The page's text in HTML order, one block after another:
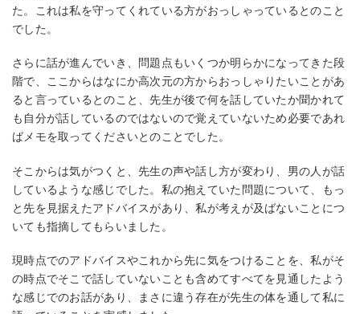
た。これは私を守ってくれている方がおっしゃっているとのこと
でした。
さらに話が進んでいき、問題点もいくつか明らかになってきた段
階で、ここからはなにか高次元の方からおっしゃりたいことがあ
ると言っているとのこと、先生が後で何を話していたか聞かれて
も自分が話しているのではないので覚えていないため必要であれ
ばメモを取ってくださいとのことでした。
そこからは気がつくと、先生の声や話し方が変わり、男の人が話
しているような感じでした。私の抱えていた問題について、もっ
と先を見据えたアドバイスがあり、私が考えが及ばないことにつ
いても指摘してもらいました。
現時点でのアドバイスやこれから先に気をつけることを、私がそ
の時点でそこで話していないことも含めてすべてを見通したよう
な感じでのお話があり、まさに違う存在が先生の体を通して私に